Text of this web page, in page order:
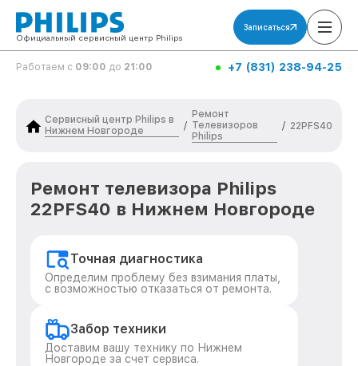
Официальный сервисный центр Philips
Записаться
Работаем с 09:00 до 21:00 +7 (831) 238-94-25
Сервисный центр Philips в
Нижнем Новгороде
/
Ремонт
Телевизоров
Philips
/ 22PFS40
Ремонт телевизора Philips
22PFS40 в Нижнем Новгороде
Точная диагностика
Определим проблему без взимания платы,
с возможностью отказаться от ремонта.
Забор техники
Доставим вашу технику по Нижнем
Новгороде за счет сервиса.